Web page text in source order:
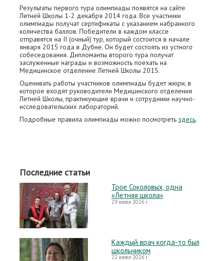
Результаты первого тура олимпиады появятся на сайте
Летней Школы 1-2 декабря 2014 года. Все участники
олимпиады получат сертификаты с указанием набранного
количества баллов. Победители в каждом классе
отправятся на II (очный) тур, который состоится в начале
января 2015 года в Дубне. Он будет состоять из устного
собеседования. Дипломанты второго тура получат
заслуженные награды и возможность поехать на
Медицинское отделение Летней Школы 2015.
Оценивать работы участников олимпиады будет жюри, в
которое входят руководители Медицинского отделения
Летней Школы, практикующие врачи и сотрудники научно-
исследовательских лабораторий.
Подробные правила олимпиады можно посмотреть здесь.
Последние статьи
Трое Соколовых, одна
«Летняя школа»
29 июля 2026 г.
Каждый врач когда-то был
школьником
22 июля 2026 г.